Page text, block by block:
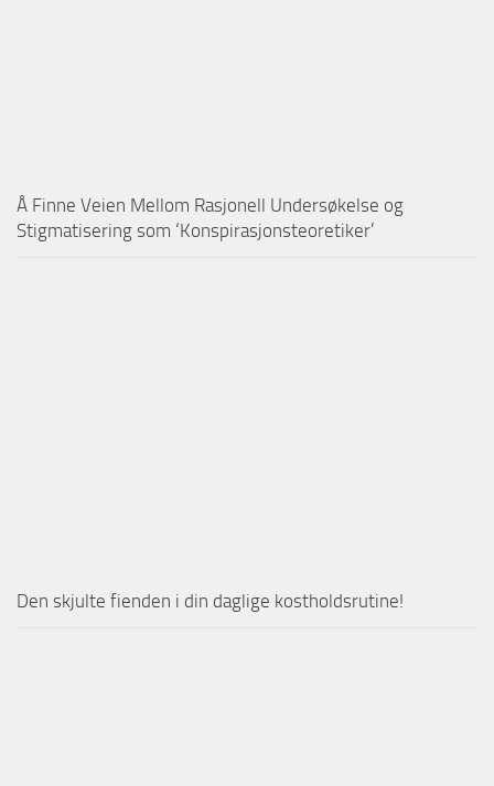
Å Finne Veien Mellom Rasjonell Undersøkelse og
Stigmatisering som ‘Konspirasjonsteoretiker’
Den skjulte fienden i din daglige kostholdsrutine!